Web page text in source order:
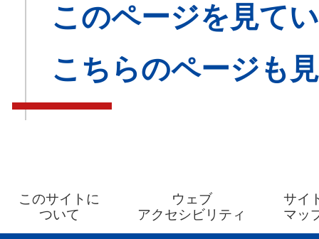
このページを見て
こちらのページも
このサイトに
ついて
ウェブ
アクセシビリティ
サイ
マッ